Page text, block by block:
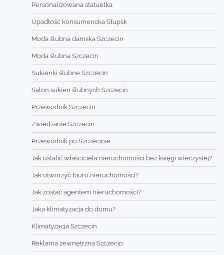
Personalizowana statuetka
Upadłość konsumencka Słupsk
Moda ślubna damska Szczecin
Moda ślubna Szczecin
Sukienki ślubne Szczecin
Salon sukien ślubnych Szczecin
Przewodnik Szczecin
Zwiedzanie Szczecin
Przewodnik po Szczecinie
Jak ustalić właściciela nieruchomości bez księgi wieczystej?
Jak otworzyć biuro nieruchomości?
Jak zostać agentem nieruchomości?
Jaka klimatyzacja do domu?
Klimatyzacja Szczecin
Reklama zewnętrzna Szczecin